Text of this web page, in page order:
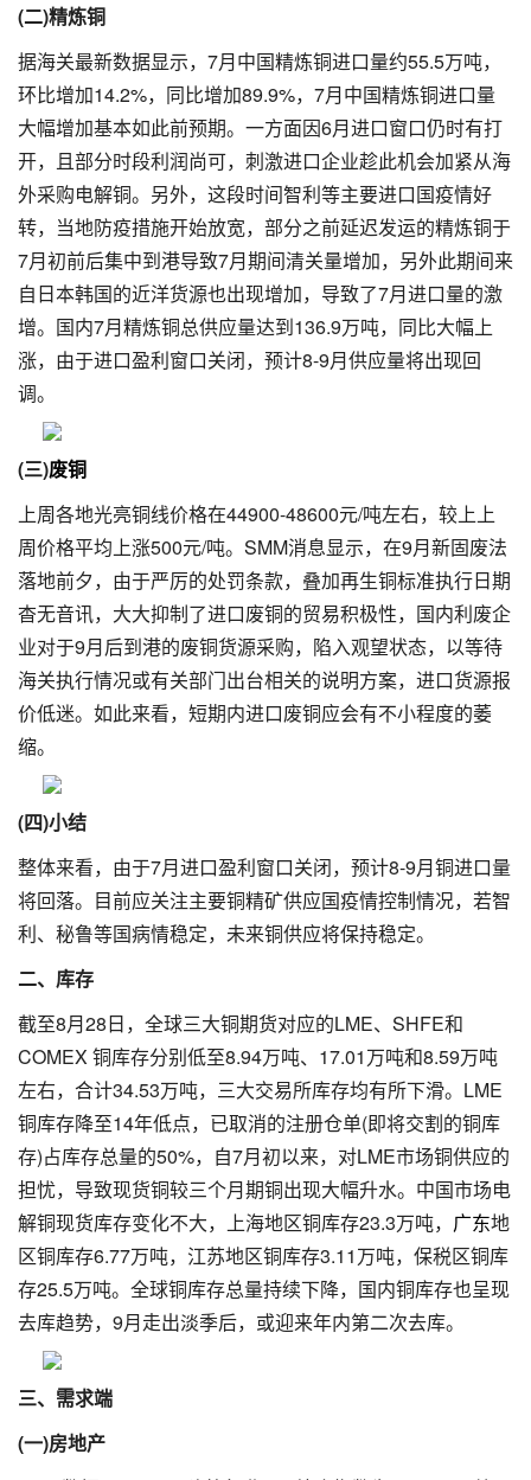
(二)精炼铜
据海关最新数据显示，7月中国精炼铜进口量约55.5万吨，
环比增加14.2%，同比增加89.9%，7月中国精炼铜进口量
大幅增加基本如此前预期。一方面因6月进口窗口仍时有打
开，且部分时段利润尚可，刺激进口企业趁此机会加紧从海
外采购电解铜。另外，这段时间智利等主要进口国疫情好
转，当地防疫措施开始放宽，部分之前延迟发运的精炼铜于
7月初前后集中到港导致7月期间清关量增加，另外此期间来
自日本韩国的近洋货源也出现增加，导致了7月进口量的激
增。国内7月精炼铜总供应量达到136.9万吨，同比大幅上
涨，由于进口盈利窗口关闭，预计8-9月供应量将出现回
调。
(三)废铜
上周各地光亮铜线价格在44900-48600元/吨左右，较上上
周价格平均上涨500元/吨。SMM消息显示，在9月新固废法
落地前夕，由于严厉的处罚条款，叠加再生铜标准执行日期
杳无音讯，大大抑制了进口废铜的贸易积极性，国内利废企
业对于9月后到港的废铜货源采购，陷入观望状态，以等待
海关执行情况或有关部门出台相关的说明方案，进口货源报
价低迷。如此来看，短期内进口废铜应会有不小程度的萎
缩。
(四)小结
整体来看，由于7月进口盈利窗口关闭，预计8-9月铜进口量
将回落。目前应关注主要铜精矿供应国疫情控制情况，若智
利、秘鲁等国病情稳定，未来铜供应将保持稳定。
二、库存
截至8月28日，全球三大铜期货对应的LME、SHFE和
COMEX 铜库存分别低至8.94万吨、17.01万吨和8.59万吨
左右，合计34.53万吨，三大交易所库存均有所下滑。LME
铜库存降至14年低点，已取消的注册仓单(即将交割的铜库
存)占库存总量的50%，自7月初以来，对LME市场铜供应的
担忧，导致现货铜较三个月期铜出现大幅升水。中国市场电
解铜现货库存变化不大，上海地区铜库存23.3万吨， 广东地
区铜库存6.77万吨，江苏地区铜库存3.11万吨，保税区铜库
存25.5万吨。全球铜库存总量持续下降，国内铜库存也呈现
去库趋势，9月走出淡季后，或迎来年内第二次去库。
三、需求端
(一)房地产